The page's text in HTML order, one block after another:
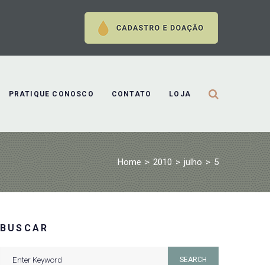
PRATIQUE CONOSCO CONTATO LOJA
Home > 2010 > julho > 5
BUSCAR
SEARCH